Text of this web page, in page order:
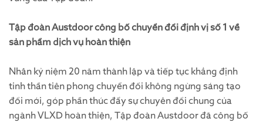
Tập đoàn Austdoor công bố chuyển đổi định vị số 1 về
sản phẩm dịch vụ hoàn thiện
Nhân kỷ niệm 20 năm thành lập và tiếp tục khẳng định
tinh thần tiên phong chuyển đổi không ngừng sáng tạo
đổi mới, góp phần thúc đẩy sự chuyên đổi chung của
ngành VLXD hoàn thiện, Tập đoàn Austdoor đã công bố